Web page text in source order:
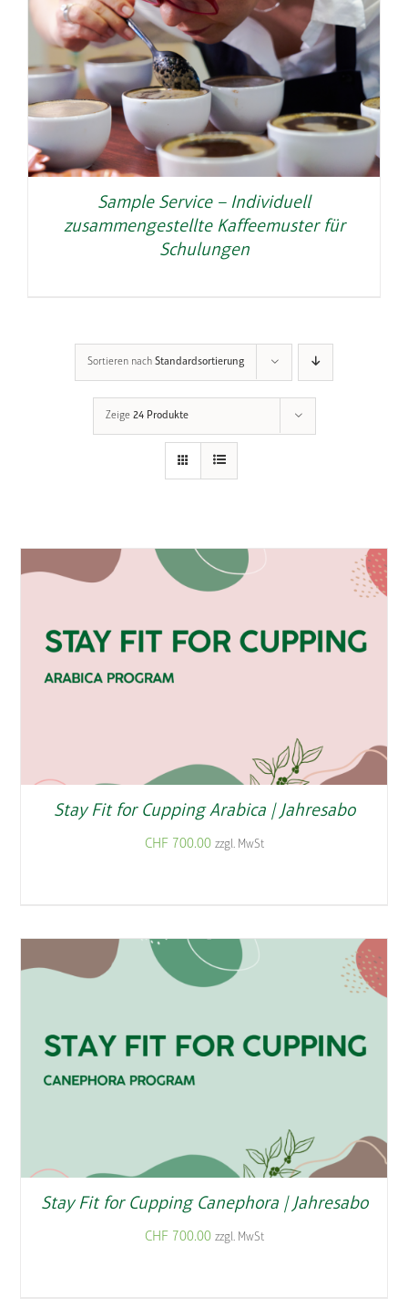
Sample Service – Individuell
zusammengestellte Kaffeemuster für
Schulungen
Sortieren nach Standardsortierung
Zeige 24 Produkte
Stay Fit for Cupping Arabica | Jahresabo
CHF 700.00 zzgl. MwSt
Stay Fit for Cupping Canephora | Jahresabo
CHF 700.00 zzgl. MwSt